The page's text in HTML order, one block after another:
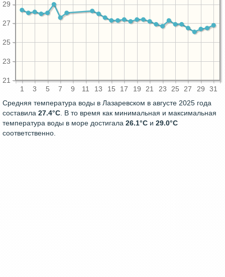
1 3 5 7 9 11 13 15 17 19 21 23 25 27 29 31
21
23
25
27
29
Средняя температура воды в Лазаревском в августе 2025 года
составила 27.4°C. В то время как минимальная и максимальная
температура воды в море достигала 26.1°C и 29.0°C
соответственно.